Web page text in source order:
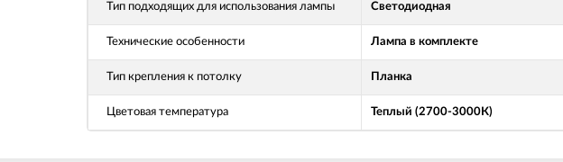
Тип подходящих для использования лампы Светодиодная
Технические особенности Лампа в комплекте
Тип крепления к потолку Планка
Цветовая температура Теплый (2700-3000К)